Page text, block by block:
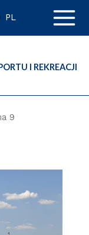
PL
I REKREACJI
9